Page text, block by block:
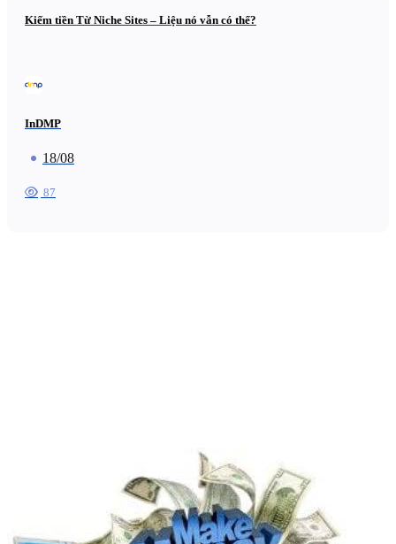
Kiếm tiền Từ Niche Sites – Liệu nó vẫn có thể?
InDMP
18/08
87